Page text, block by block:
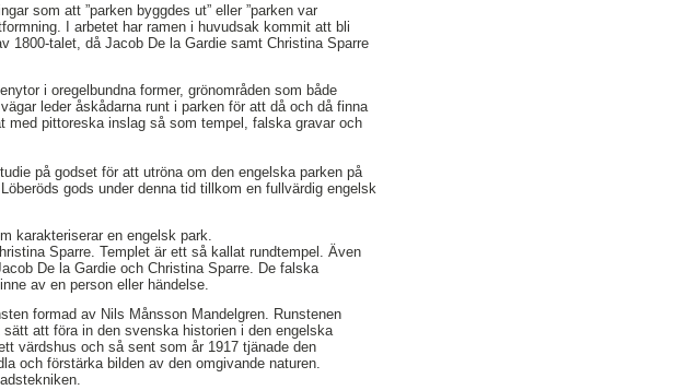
som att ”parken byggdes ut” eller ”parken var
I arbetet har ramen i huvudsak kommit att bli
1800-talet, då Jacob De la Gardie samt Christina Sparre
i oregelbundna former, grönområden som både
leder åskådarna runt i parken för att då och då finna
med pittoreska inslag så som tempel, falska gravar och
på godset för att utröna om den engelska parken på
gods under denna tid tillkom en fullvärdig engelsk
karakteriserar en engelsk park.
Sparre. Templet är ett så kallat rundtempel. Även
De la Gardie och Christina Sparre. De falska
av en person eller händelse.
formad av Nils Månsson Mandelgren. Runstenen
att föra in den svenska historien i den engelska
värdshus och så sent som år 1917 tjänade den
och förstärka bilden av den omgivande naturen.